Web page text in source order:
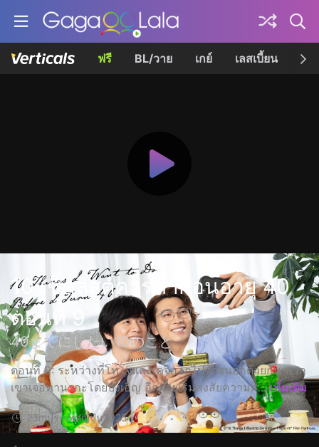
ฟรี BL/วาย เกย์ เลสเบี้ยน เค
10 เช็คลิสต์ควรทำก่อนอายุ 40
ตอนที่ 9
40までにしたい10のこと
ตอนที่ 9: ระหว่างที่โทโจและเคจิออกไปข้างนอกด้วยกัน พวก
เขาเจอทานากะโดยบังเอิญ อีกฝ่ายเริ่มสงสัยความส... เพิ่มเติม
23mประเทศญี่ปุ่น2025